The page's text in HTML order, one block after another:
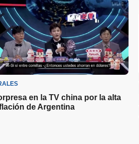
en la TV china por la alta
de Argentina